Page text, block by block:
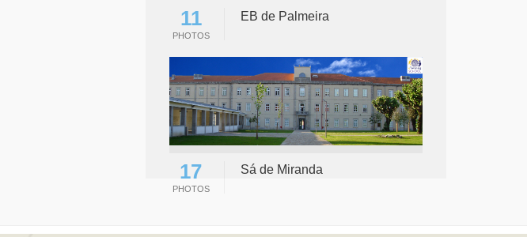
11
PHOTOS
EB de Palmeira
17
PHOTOS
Sá de Miranda